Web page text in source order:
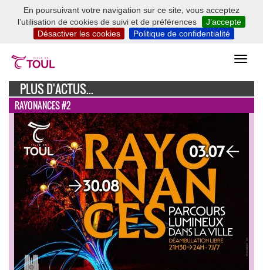
En poursuivant votre navigation sur ce site, vous acceptez
l’utilisation de cookies de suivi et de préférences
J’accepte
Désactiver les cookies
Politique de confidentialité
PLUS D'ACTUS...
RAYONANCES #2